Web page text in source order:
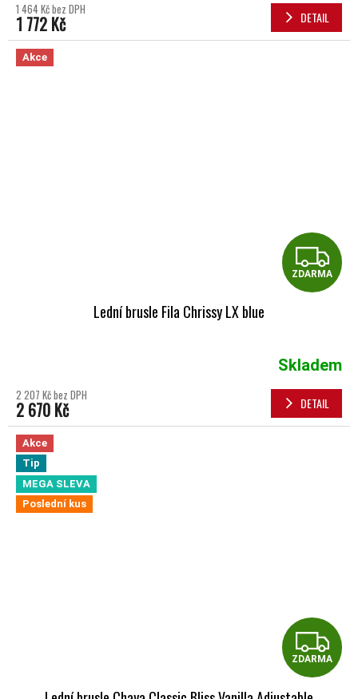
1 464 Kč bez DPH
1 772 Kč DETAIL
Akce
ZDARMA
Lední brusle Fila Chrissy LX blue
Skladem
2 207 Kč bez DPH
2 670 Kč DETAIL
Akce
Tip
MEGA SLEVA
Poslední kus
ZDARMA